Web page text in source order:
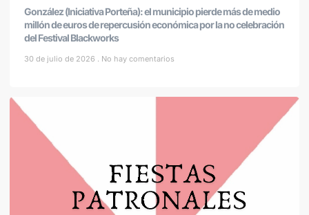
González (Iniciativa Porteña): el municipio pierde más de medio
millón de euros de repercusión económica por la no celebración
del Festival Blackworks
30 de julio de 2026 No hay comentarios